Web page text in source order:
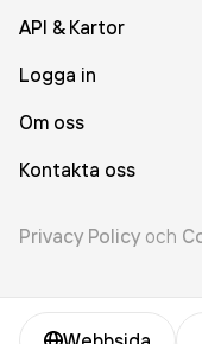
API & Kartor
Logga in
Om oss
Kontakta oss
Privacy Policy och